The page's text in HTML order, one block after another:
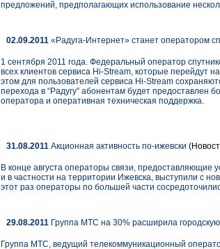
предложений, предполагающих использование
02.09.2011 «Радуга-Интернет» станет оператором
1 сентября 2011 года. Федеральный оператор
всех клиентов сервиса Hi-Stream, которые перейдут
этом для пользователей сервиса Hi-Stream
перехода в “Радугу” абонентам будет
оператора и оперативная техническая поддержка.
31.08.2011 Акционная активность по-ижевски
В конце августа операторы связи, предоставляющие
и в частности на территории Ижевска, выступили с
этот раз операторы по большей части
29.08.2011 Группа МТС на 30% расширила городскую
Группа МТС, ведущий телекоммуникационный